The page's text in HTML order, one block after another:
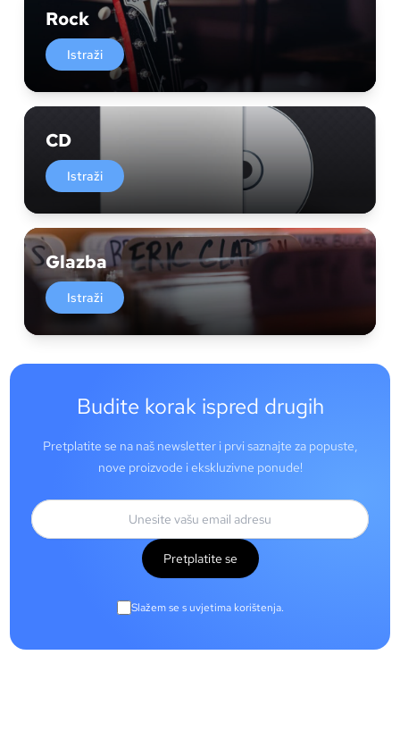
Rock
Istraži
CD
Istraži
Glazba
Istraži
Budite korak ispred drugih
Pretplatite se na naš newsletter i prvi saznajte za popuste,
nove proizvode i ekskluzivne ponude!
Pretplatite se
Slažem se s uvjetima korištenja.